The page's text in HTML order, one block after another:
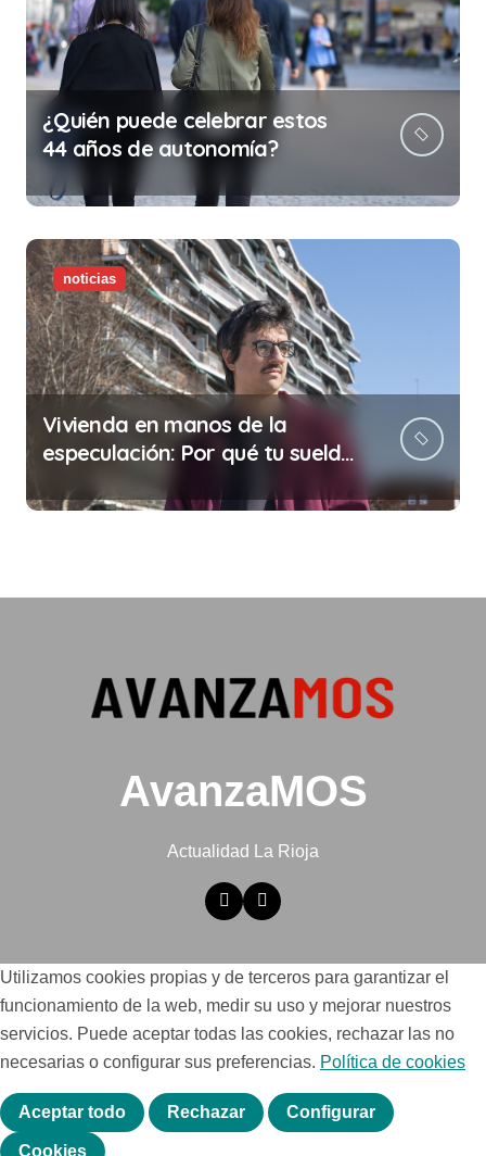
¿Quién puede celebrar estos
44 años de autonomía?
noticias
Vivienda en manos de la
especulación: Por qué tu sueldo
AvanzaMOS
Actualidad La Rioja
Utilizamos cookies propias y de terceros para garantizar el
funcionamiento de la web, medir su uso y mejorar nuestros
servicios. Puede aceptar todas las cookies, rechazar las no
necesarias o configurar sus preferencias. Política de cookies
Aceptar todo Rechazar Configurar
Cookies